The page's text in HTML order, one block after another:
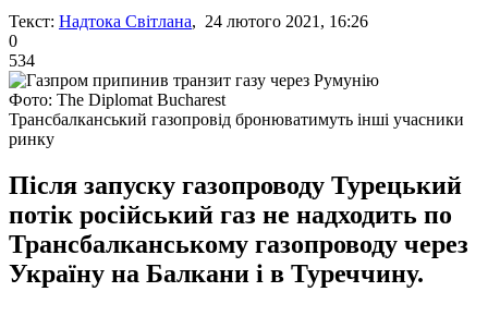
Текст: Надтока Світлана, 24 лютого 2021, 16:26
0
534
Фото: The Diplomat Bucharest
Трансбалканський газопровід бронюватимуть інші учасники
ринку
Після запуску газопроводу Турецький
потік російський газ не надходить по
Трансбалканському газопроводу через
Україну на Балкани і в Туреччину.